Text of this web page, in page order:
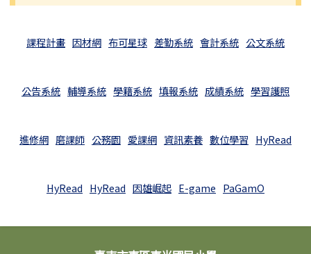
課程計畫 因材網 布可星球 差勤系統 會計系統 公文系統
公告系統 輔導系統 學籍系統 填報系統 成績系統 學習護照
進修網 磨課師 公務園 愛課網 資訊素養 數位學習 HyRead
HyRead HyRead 因雄崛起 E-game PaGamO